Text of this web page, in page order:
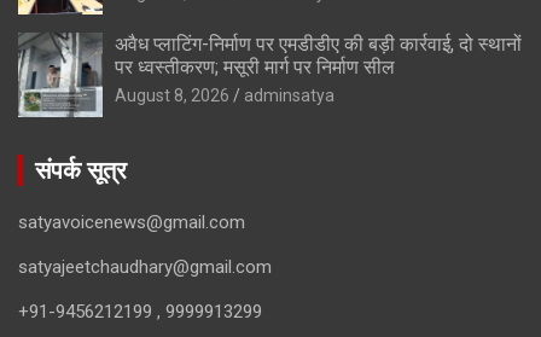
अवैध प्लाटिंग-निर्माण पर एमडीडीए की बड़ी कार्रवाई, दो स्थानों
पर ध्वस्तीकरण; मसूरी मार्ग पर निर्माण सील
August 8, 2026 adminsatya
संपर्क सूत्र
satyavoicenews@gmail.com
satyajeetchaudhary@gmail.com
+91-9456212199 , 9999913299